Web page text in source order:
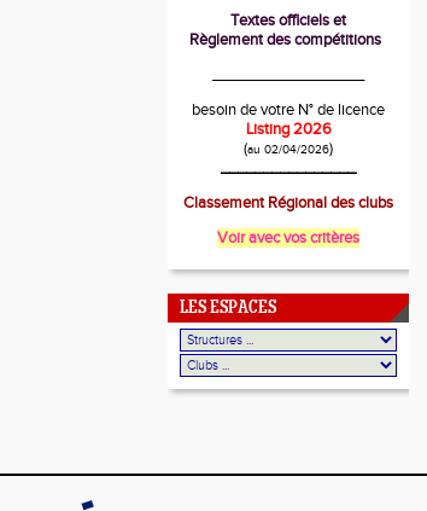
Textes officiels et
Règlement des compétitions
besoin de votre N° de licence
Listing 2026
(au 02/04/2026)
________________
Classement Régional des clubs
Voir avec vos critères
LES ESPACES